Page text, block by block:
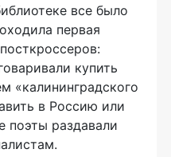
все было
первая
купить
«калининградского
в Россию или
поэты раздавали